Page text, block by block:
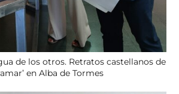
de los otros. Retratos castellanos de
en Alba de Tormes